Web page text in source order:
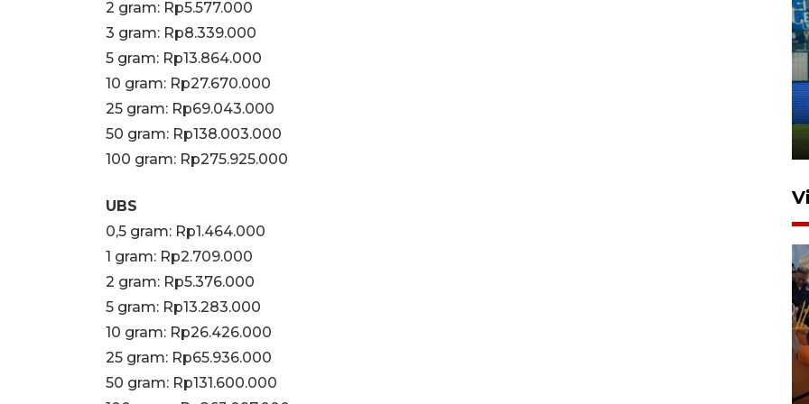
‎2 gram: Rp5.577.000
3 gram: Rp8.339.000
‎5 gram: Rp13.864.000
10 gram: Rp27.670.000
‎25 gram: Rp69.043.000
‎50 gram: Rp138.003.000
‎100 gram: Rp275.925.000
UBS
0,5 gram: Rp1.464.000
‎1 gram: Rp2.709.000
‎2 gram: Rp5.376.000
‎5 gram: Rp13.283.000
10 gram: Rp26.426.000
‎25 gram: Rp65.936.000
‎50 gram: Rp131.600.000